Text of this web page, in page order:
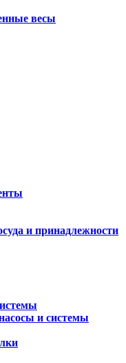
весы
и принадлежности
и системы